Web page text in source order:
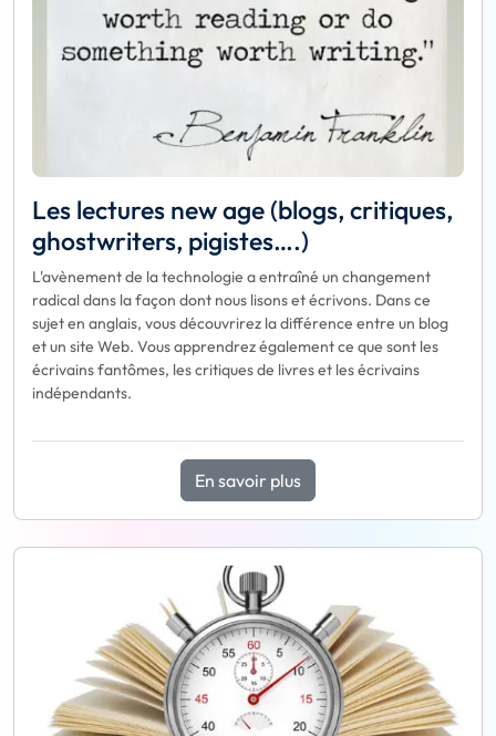
Les lectures new age (blogs, critiques,
ghostwriters, pigistes….)
L'avènement de la technologie a entraîné un changement
radical dans la façon dont nous lisons et écrivons. Dans ce
sujet en anglais, vous découvrirez la différence entre un blog
et un site Web. Vous apprendrez également ce que sont les
écrivains fantômes, les critiques de livres et les écrivains
indépendants.
En savoir plus